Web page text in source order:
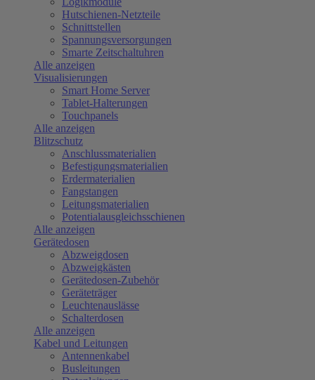
Hutschienen-Netzteile
Schnittstellen
Spannungsversorgungen
Smarte Zeitschaltuhren
Alle anzeigen
Visualisierungen
Smart Home Server
Tablet-Halterungen
Touchpanels
Alle anzeigen
Blitzschutz
Anschlussmaterialien
Befestigungsmaterialien
Erdermaterialien
Fangstangen
Leitungsmaterialien
Potentialausgleichsschienen
Alle anzeigen
Gerätedosen
Abzweigdosen
Abzweigkästen
Gerätedosen-Zubehör
Geräteträger
Leuchtenauslässe
Schalterdosen
Alle anzeigen
Kabel und Leitungen
Antennenkabel
Busleitungen